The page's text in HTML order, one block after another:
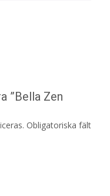
”Bella Zen
Obligatoriska fält